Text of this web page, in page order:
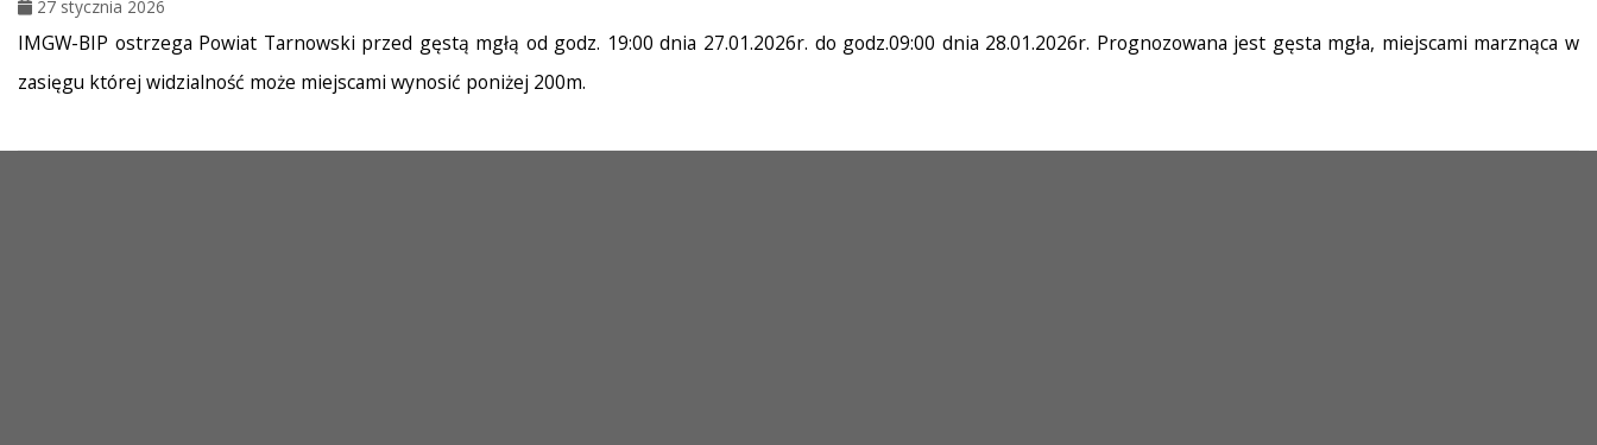
27 stycznia 2026
IMGW-BIP ostrzega Powiat Tarnowski przed gęstą mgłą od godz. 19:00 dnia 27.01.2026r. do godz.09:00 dnia 28.01.2026r. Prognozowana jest gęsta mgła, miejscami marznąca w
zasięgu której widzialność może miejscami wynosić poniżej 200m.